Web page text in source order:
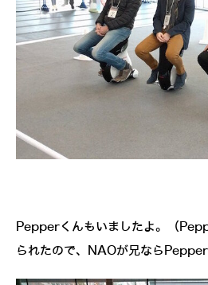
Pepperくんもいましたよ。（
られたので、NAOが兄ならPepper